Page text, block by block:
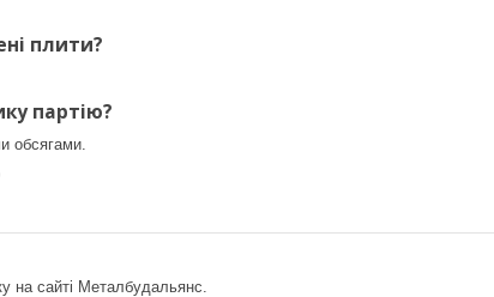
плити?
партію?
обсягами.
на сайті Металбудальянс.